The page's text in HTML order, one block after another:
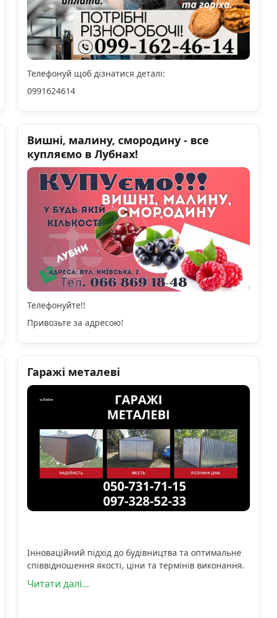
Телефонуй щоб дізнатися деталі:
0991624614
Вишні, малину, смородину - все
купляємо в Лубнах!
Телефонуйте!!
Привозьте за адресою!
Гаражі металеві
Інноваційний підхід до будівництва та оптимальне
співвідношення якості, ціни та термінів виконання.
Читати далі...